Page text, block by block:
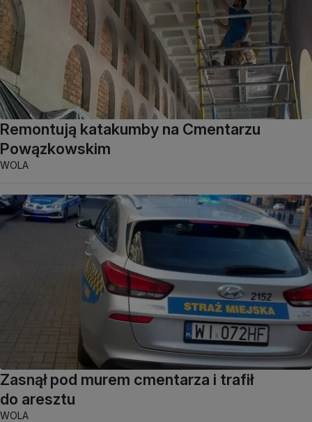
Remontują katakumby na Cmentarzu
Powązkowskim
WOLA
Zasnął pod murem cmentarza i trafił
do aresztu
WOLA